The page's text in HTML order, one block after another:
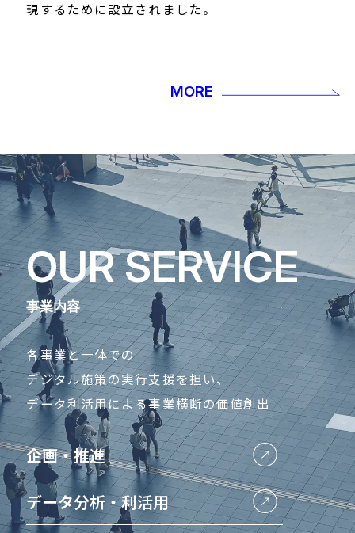
現するために設立されました。
MORE
OUR SERVICE
事業内容
各事業と一体での
デジタル施策の実行支援を担い、
データ利活用による事業横断の価値創出
企画・推進
データ分析・利活用